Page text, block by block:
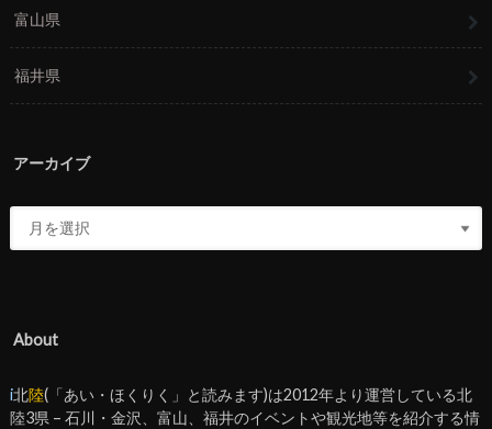
富山県
福井県
アーカイブ
About
i北陸(「あい・ほくりく」と読みます)は2012年より運営している北
陸3県 – 石川・金沢、富山、福井のイベントや観光地等を紹介する情